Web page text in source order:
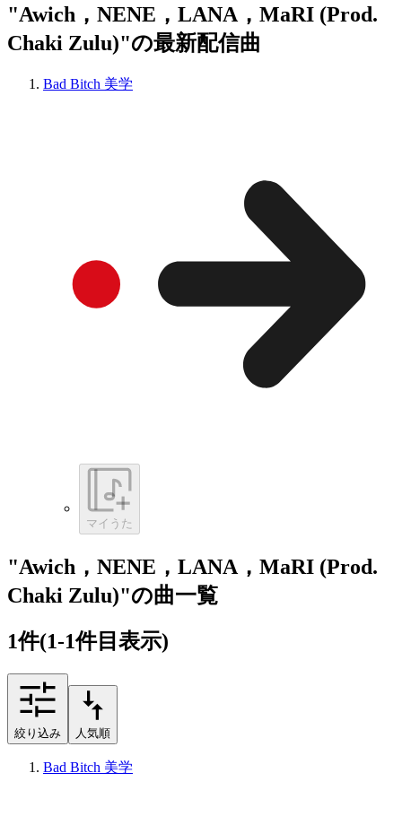
"Awich，NENE，LANA，MaRI (Prod.
Chaki Zulu)"の最新配信曲
Bad Bitch 美学
マイうた
"Awich，NENE，LANA，MaRI (Prod.
Chaki Zulu)"の曲一覧
1件(1-1件目表示)
絞り込み 人気順
Bad Bitch 美学